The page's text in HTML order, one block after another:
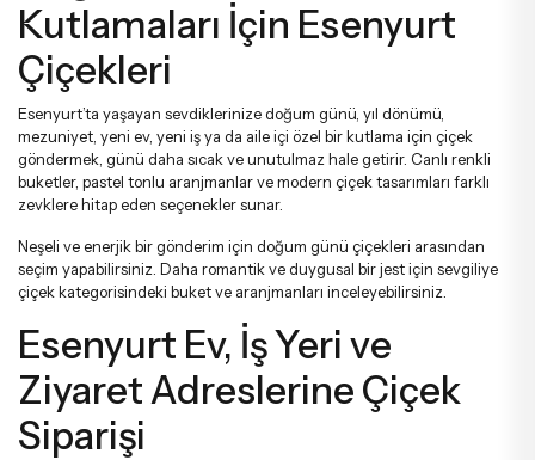
Kutlamaları İçin Esenyurt
Çiçekleri
Esenyurt’ta yaşayan sevdiklerinize doğum günü, yıl dönümü,
mezuniyet, yeni ev, yeni iş ya da aile içi özel bir kutlama için çiçek
göndermek, günü daha sıcak ve unutulmaz hale getirir. Canlı renkli
buketler, pastel tonlu aranjmanlar ve modern çiçek tasarımları farklı
zevklere hitap eden seçenekler sunar.
Neşeli ve enerjik bir gönderim için doğum günü çiçekleri arasından
seçim yapabilirsiniz. Daha romantik ve duygusal bir jest için sevgiliye
çiçekkategorisindeki buket ve aranjmanları inceleyebilirsiniz.
Esenyurt Ev, İş Yeri ve
Ziyaret Adreslerine Çiçek
Siparişi